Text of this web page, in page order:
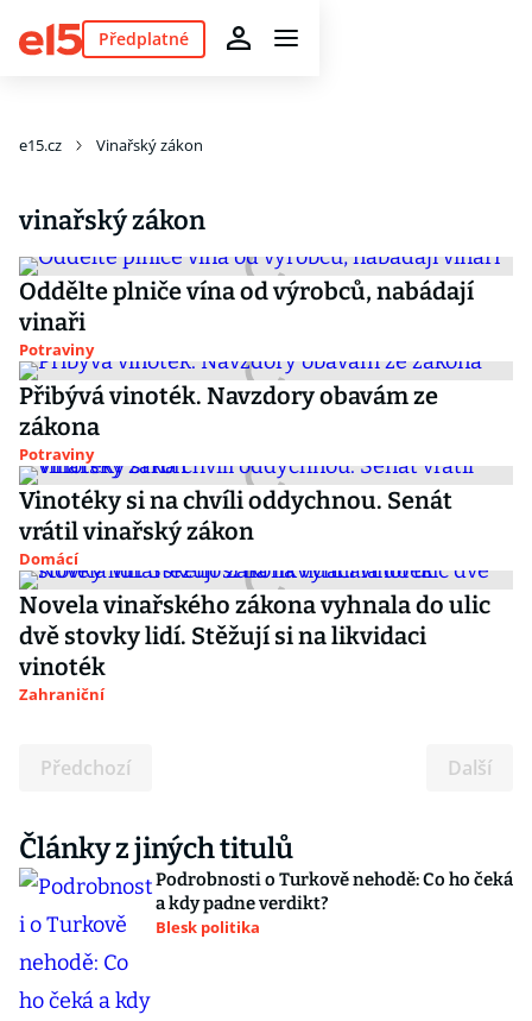
Předplatné
e15.cz Vinařský zákon
vinařský zákon
Oddělte plniče vína od výrobců, nabádají
vinaři
Potraviny
Přibývá vinoték. Navzdory obavám ze
zákona
Potraviny
Vinotéky si na chvíli oddychnou. Senát
vrátil vinařský zákon
Domácí
Novela vinařského zákona vyhnala do ulic
dvě stovky lidí. Stěžují si na likvidaci
vinoték
Zahraniční
Předchozí Další
Články z jiných titulů
Podrobnosti o Turkově nehodě: Co ho čeká
a kdy padne verdikt?
Blesk politika